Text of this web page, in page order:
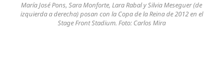
María José Pons, Sara Monforte, Lara Rabal y Silvia Meseguer (de
izquierda a derecha) posan con la Copa de la Reina de 2012 en el
Stage Front Stadium. Foto: Carlos Mira